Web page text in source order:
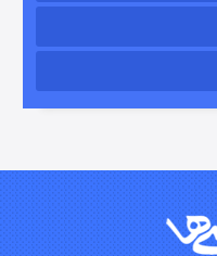
منتشر شد